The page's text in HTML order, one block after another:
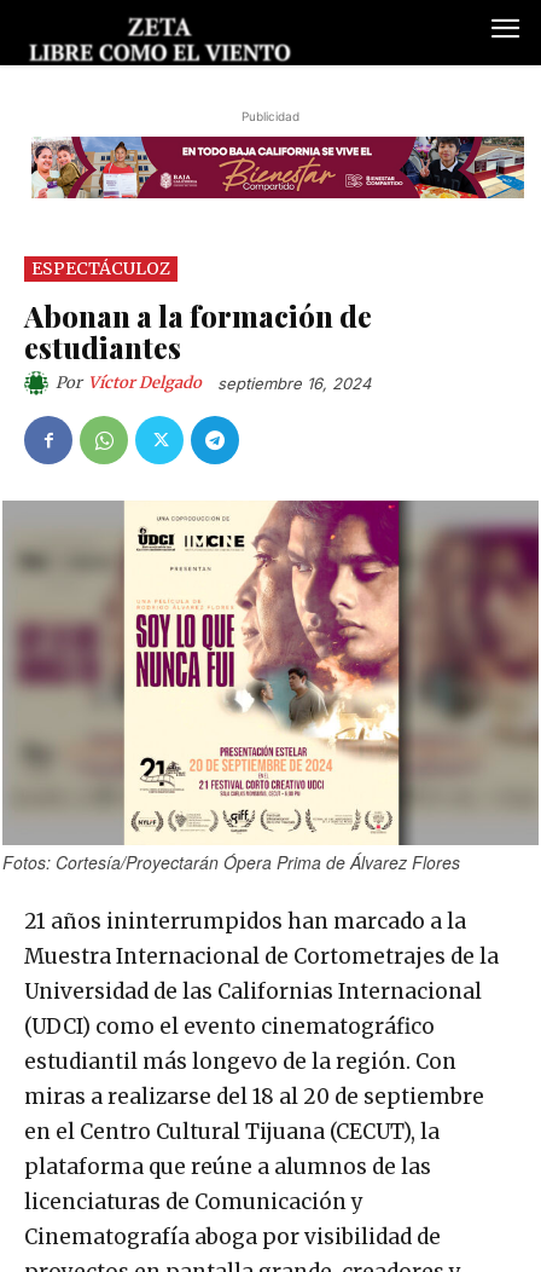
Publicidad
ESPECTÁCULOZ
Abonan a la formación de
estudiantes
Víctor Delgado
Fotos: Cortesía/Proyectarán Ópera Prima de Álvarez Flores
21 años ininterrumpidos han marcado a la
Muestra Internacional de Cortometrajes de la
Universidad de las Californias Internacional
(UDCI) como el evento cinematográfico
estudiantil más longevo de la región. Con
miras a realizarse del 18 al 20 de septiembre
en el Centro Cultural Tijuana (CECUT), la
plataforma que reúne a alumnos de las
licenciaturas de Comunicación y
Cinematografía aboga por visibilidad de
proyectos en pantalla grande, creadores y